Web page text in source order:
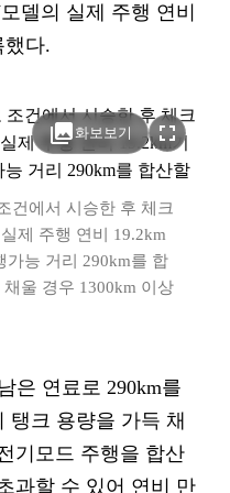
델의 실제 주행 연비
했다.
photo_library화보보기 fullscreen
건에서 시승한 후 체크
제 주행 연비 19.2km
가능 거리 290km를 합
울 경우 1300km 이상
은 연료로 290km를
탱크 용량을 가득 채
기모드 주행을 합산
과할 수 있어 연비 만